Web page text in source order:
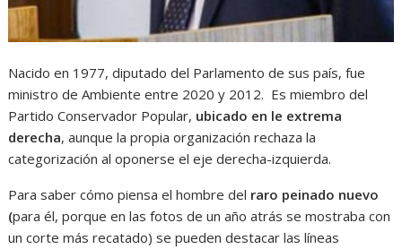
Nacido en 1977, diputado del Parlamento de sus país, fue
ministro de Ambiente entre 2020 y 2012. Es miembro del
Partido Conservador Popular, ubicado en le extrema
derecha, aunque la propia organización rechaza la
categorización al oponerse el eje derecha-izquierda.
Para saber cómo piensa el hombre del raro peinado nuevo
(para él, porque en las fotos de un año atrás se mostraba con
un corte más recatado) se pueden destacar las líneas